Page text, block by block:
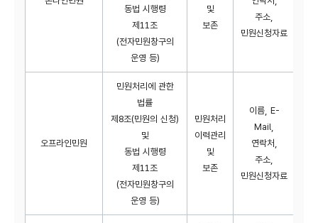
동법 시행령
제11조
(전자민원창구의
운영 등)
및
보존
주소,
민원신청자료
오프라인민원
민원처리에 관한
법률
제8조(민원의 신청)
및
동법 시행령
제11조
(전자민원창구의
운영 등)
민원처리
이력관리
및
보존
이름, E-
Mail,
연락처,
주소,
민원신청자료